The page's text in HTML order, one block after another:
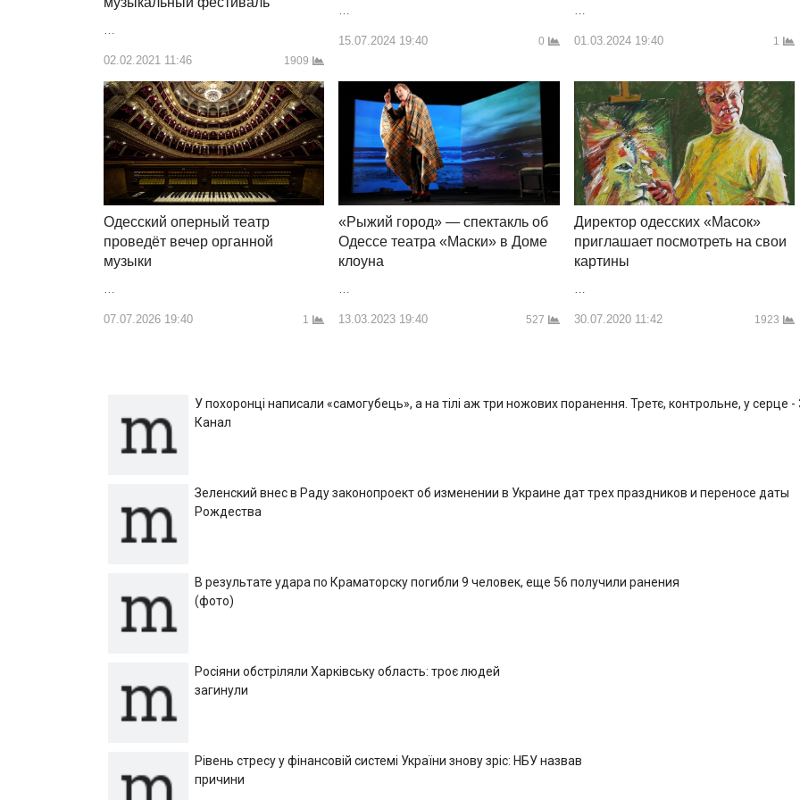
02.02.2021 11:46 1909
15.07.2024 19:40 0 01.03.2024 19:40 1
Одесский оперный театр
проведёт вечер органной
музыки
07.07.2026 19:40 1
«Рыжий город» — спектакль об
Одессе театра «Маски» в Доме
клоуна
13.03.2023 19:40 527
Директор одесских «Масок»
приглашает посмотреть на свои
картины
30.07.2020 11:42 1923
У похоронці написали «самогубець», а на тілі аж три ножових поранення. Третє, контрольне, у серце -
Канал
Зеленский внес в Раду законопроект об изменении в Украине дат трех праздников и переносе даты
Рождества
В результате удара по Краматорску погибли 9 человек, еще 56 получили ранения
(фото)
Росіяни обстріляли Харківську область: троє людей
загинули
Рівень стресу у фінансовій системі України знову зріс: НБУ назвав
причини